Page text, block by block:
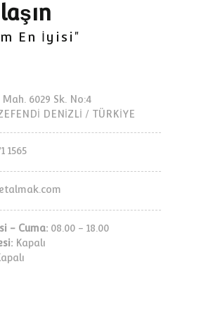
En İyisi"
6029 Sk. No:4
DENİZLİ / TÜRKİYE
1565
- Cuma: 08.00 - 18.00
Kapalı